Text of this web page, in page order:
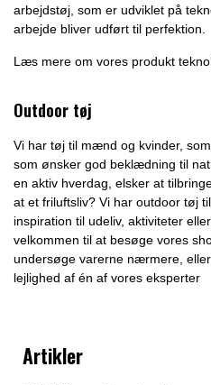
arbejdstøj, som er udviklet på
arbejde bliver udført til perfektion.
Læs mere om vores produkt
Outdoor tøj
Vi har tøj til mænd og kvinder,
som ønsker god beklædning til
en aktiv hverdag, elsker at
at et friluftsliv? Vi har outdoor tøj
inspiration til udeliv, aktiviteter
velkommen til at besøge vores
undersøge varerne nærmere,
lejlighed af én af vores eksperter
Artikler